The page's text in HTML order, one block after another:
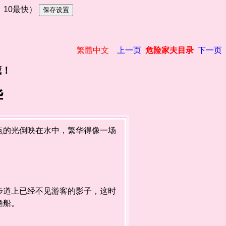
10最快）
繁體中文 上一页 危险家夫目录 下一页
光倒映在水中，繁华得像一场
上已经不见游客的影子，这时
。